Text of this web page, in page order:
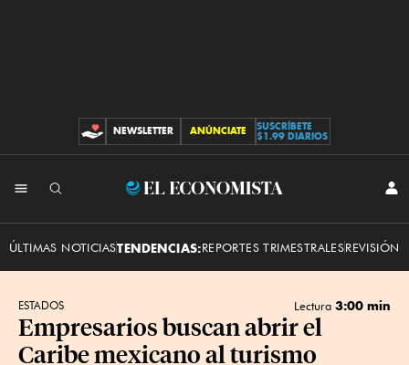
CONTRIBUCIONES
NEWSLETTER ANÚNCIATE
SUSCRÍBETE
$1.99 DIARIOS
El
ÚLTIMAS NOTICIASTENDENCIAS:REPORTES TRIMESTRALESREVISIÓN
ESTADOS Lectura 3:00 min
Empresarios buscan abrir el
Caribe mexicano al turismo